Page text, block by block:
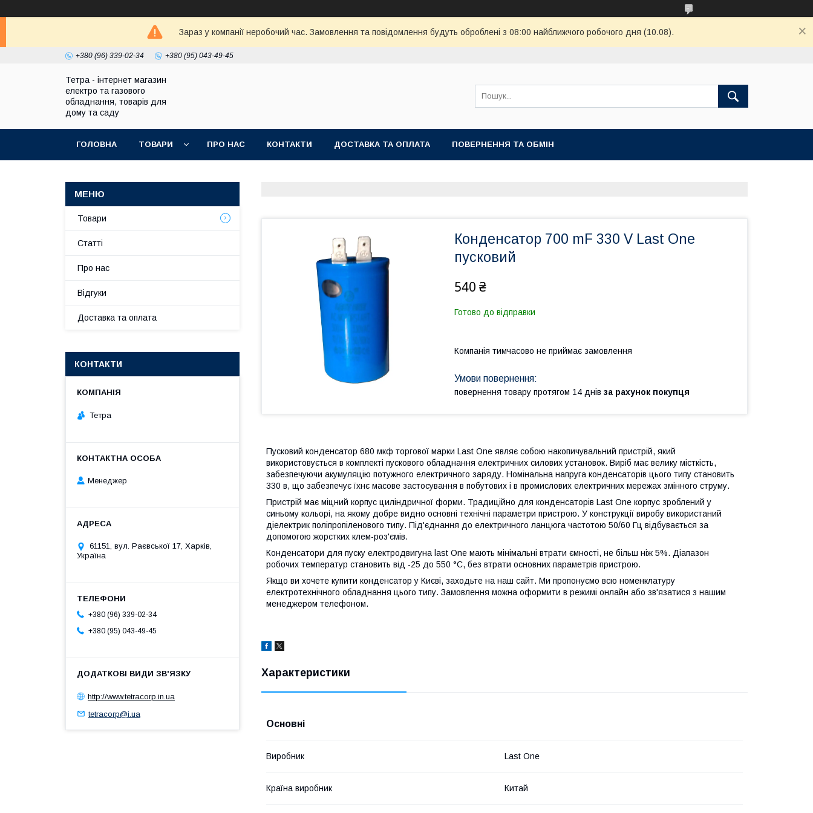
Зараз у компанії неробочий час. Замовлення та повідомлення будуть оброблені з 08:00 найближчого робочого дня (10.08).
+380 (96) 339-02-34 +380 (95) 043-49-45
Тетра - інтернет магазин
електро та газового
обладнання, товарів для
дому та саду
ГОЛОВНА ТОВАРИ ПРО НАС КОНТАКТИ ДОСТАВКА ТА ОПЛАТА ПОВЕРНЕННЯ ТА ОБМІН
Конденсатор 700 mF 330 V Last One
пусковий
540 ₴
Готово до відправки
Компанія тимчасово не приймає замовлення
повернення товару протягом 14 днів за рахунок покупця
Пусковий конденсатор 680 мкф торгової марки Last One являє собою накопичувальний пристрій, який
використовується в комплекті пускового обладнання електричних силових установок. Виріб має велику місткість,
забезпечуючи акумуляцію потужного електричного заряду. Номінальна напруга конденсаторів цього типу становить
330 в, що забезпечує їхнє масове застосування в побутових і в промислових електричних мережах змінного струму.
Пристрій має міцний корпус циліндричної форми. Традиційно для конденсаторів Last One корпус зроблений у
синьому кольорі, на якому добре видно основні технічні параметри пристрою. У конструкції виробу використаний
діелектрик поліпропіленового типу. Під'єднання до електричного ланцюга частотою 50/60 Гц відбувається за
допомогою жорстких клем-роз'ємів.
Конденсатори для пуску електродвигуна last One мають мінімальні втрати ємності, не більш ніж 5%. Діапазон
робочих температур становить від -25 до 550 °C, без втрати основних параметрів пристрою.
Якщо ви хочете купити конденсатор у Києві, заходьте на наш сайт. Ми пропонуємо всю номенклатуру
електротехнічного обладнання цього типу. Замовлення можна оформити в режимі онлайн або зв'язатися з нашим
менеджером телефоном.
Характеристики
Основні
Виробник Last One
Країна виробник Китай
Товари
Статті
Про нас
Відгуки
Доставка та оплата
КОНТАКТИ
Тетра
Менеджер
61151, вул. Раєвської 17, Харків,
Україна
+380 (96) 339-02-34
+380 (95) 043-49-45
http://www.tetracorp.in.ua
tetracorp@i.ua